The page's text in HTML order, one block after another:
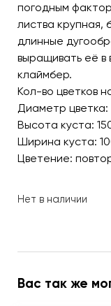
погодным
листва крупная,
длинные
выращивать её в
клаймбер.
Кол-во цветков
Диаметр цветка:
Высота куста:
Ширина куста:
Цветение:
Нет в наличии
Вас так же